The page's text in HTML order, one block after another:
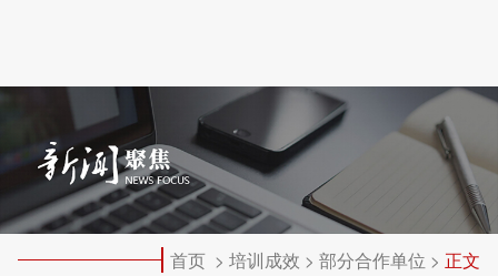
首页> 培训成效 > 部分合作单位 > 正文